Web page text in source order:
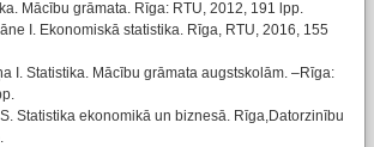
Mācību grāmata. Rīga: RTU, 2012, 191 lpp.
I. Ekonomiskā statistika. Rīga, RTU, 2016, 155
I. Statistika. Mācību grāmata augstskolām. –Rīga:
Statistika ekonomikā un biznesā. Rīga,Datorzinību